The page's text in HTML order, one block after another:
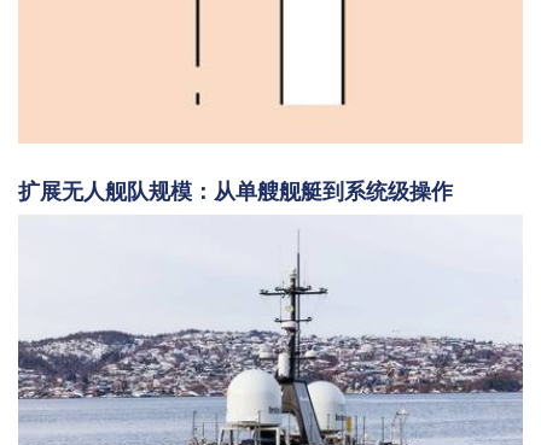
扩展无人舰队规模：从单艘舰艇到系统级操作